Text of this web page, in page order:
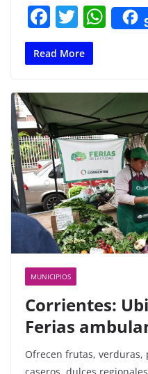
F
a
c
b
o
o
k
T
w
itt
W
h
A
p
p
Read More
MUNICIPIOS
Corrientes:
Ferias
Ofrecen frutas, verduras,